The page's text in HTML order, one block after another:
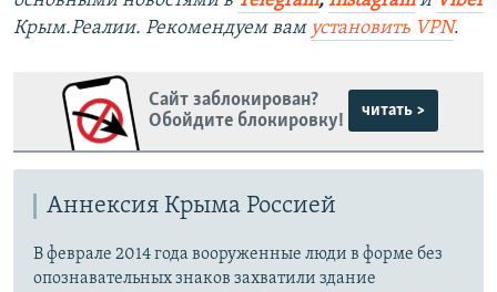
Крым.Реалии. Рекомендуем вам установить VPN.
Сайт заблокирован?
Обойдите блокировку!
читать >
Аннексия Крыма Россией
В феврале 2014 года вооруженные люди в форме без
опознавательных знаков захватили здание